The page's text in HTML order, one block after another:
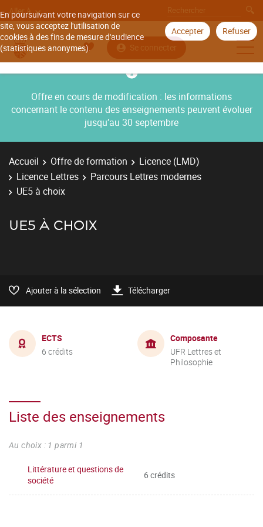
En poursuivant votre navigation sur ce
site, vous acceptez l'utilisation de
cookies à des fins de mesure d'audience
(statistiques anonymes).
Accepter Refuser
Aller à
Se connecter
Offre en cours de modification : les informations
concernant le contenu des enseignements peuvent évoluer
jusqu’au 30 septembre
Accueil Offre de formation
Licence (LMD)
Licence Lettres
Parcours Lettres modernes
UE5 à choix
UE5 À CHOIX
Ajouter à la sélection Télécharger
ECTS
6 crédits
Composante
UFR Lettres et
Philosophie
Liste des enseignements
Au choix : 1 parmi 1
Littérature et questions de
société
6 crédits